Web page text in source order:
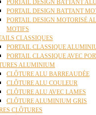
PORTAIL DESIGN BATTANT
PORTAIL DESIGN BATTANT
PORTAIL DESIGN MOTORISÉ
MOTIFS
CLASSIQUES
PORTAIL CLASSIQUE
PORTAIL CLASSIQUE AVEC
ALUMINIUM
CLÔTURE ALU BARREAUDÉE
CLÔTURE ALU COULEUR
CLÔTURE ALU AVEC LAMES
CLÔTURE ALUMINIUM GRIS
CLÔTURES